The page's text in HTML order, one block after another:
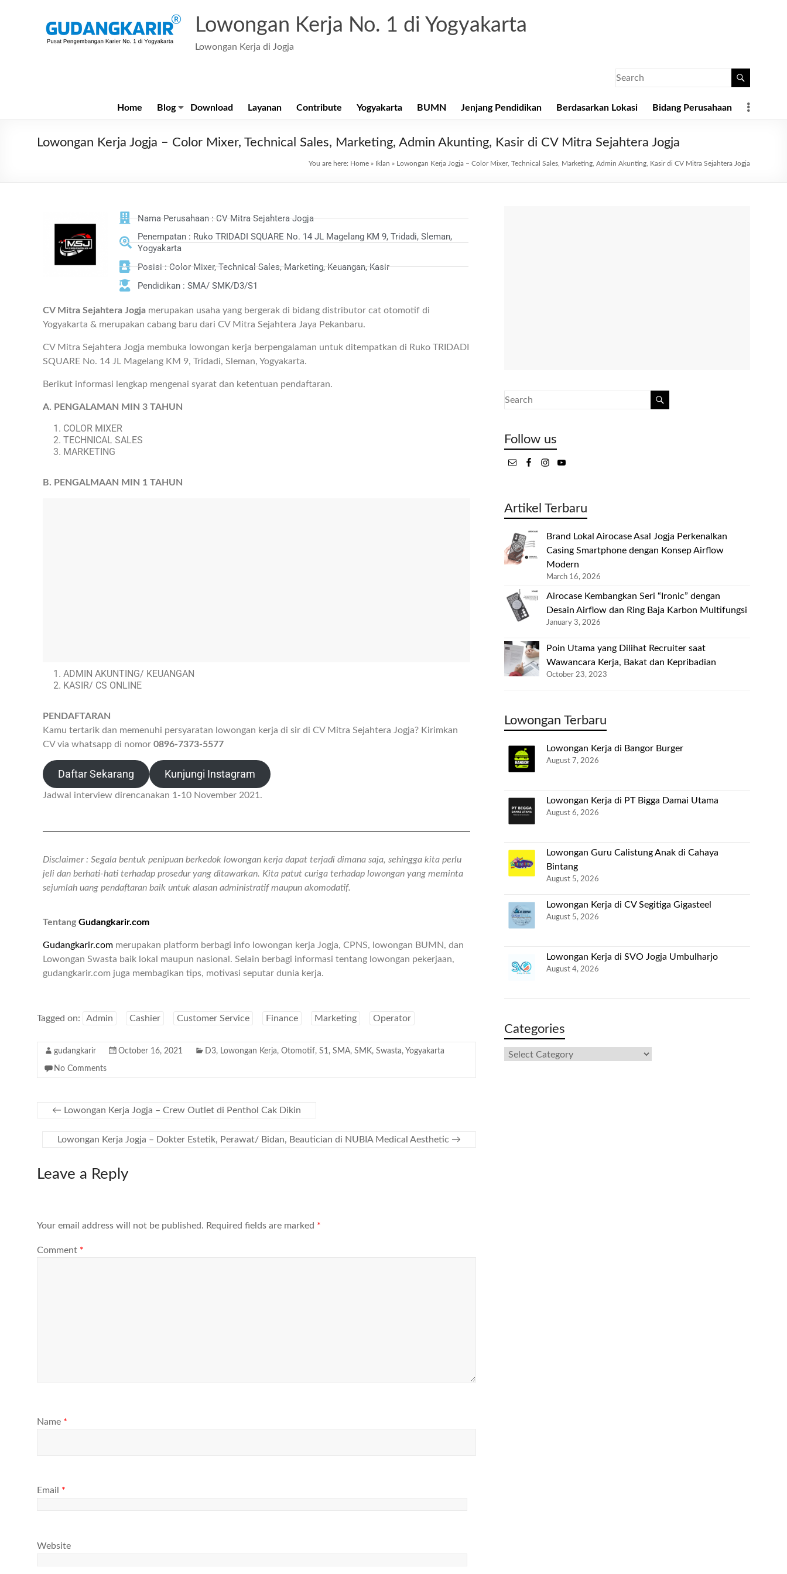
Lowongan Kerja No. 1 di Yogyakarta
Lowongan Kerja di Jogja
Home Blog Download Layanan Contribute Yogyakarta BUMN Jenjang Pendidikan Berdasarkan Lokasi Bidang Perusahaan
Lowongan Kerja Jogja – Color Mixer, Technical Sales, Marketing, Admin Akunting, Kasir di CV Mitra Sejahtera Jogja
You are here: Home » Iklan » Lowongan Kerja Jogja – Color Mixer, Technical Sales, Marketing, Admin Akunting, Kasir di CV Mitra Sejahtera Jogja
Nama Perusahaan : CV Mitra Sejahtera Jogja
Penempatan : Ruko TRIDADI SQUARE No. 14 JL Magelang KM 9, Tridadi, Sleman,
Yogyakarta
Posisi : Color Mixer, Technical Sales, Marketing, Keuangan, Kasir
Pendidikan : SMA/ SMK/D3/S1
CV Mitra Sejahtera Jogja merupakan usaha yang bergerak di bidang distributor cat otomotif di
Yogyakarta & merupakan cabang baru dari CV Mitra Sejahtera Jaya Pekanbaru.
CV Mitra Sejahtera Jogja membuka lowongan kerja berpengalaman untuk ditempatkan di Ruko TRIDADI
SQUARE No. 14 JL Magelang KM 9, Tridadi, Sleman, Yogyakarta.
Berikut informasi lengkap mengenai syarat dan ketentuan pendaftaran.
A. PENGALAMAN MIN 3 TAHUN
COLOR MIXER
TECHNICAL SALES
MARKETING
B. PENGALMAAN MIN 1 TAHUN
ADMIN AKUNTING/ KEUANGAN
KASIR/ CS ONLINE
PENDAFTARAN
Kamu tertarik dan memenuhi persyaratan lowongan kerja di sir di CV Mitra Sejahtera Jogja? Kirimkan
CV via whatsapp di nomor 0896-7373-5577
Daftar Sekarang Kunjungi Instagram
Jadwal interview direncanakan 1-10 November 2021.
Disclaimer : Segala bentuk penipuan berkedok lowongan kerja dapat terjadi dimana saja, sehingga kita perlu
jeli dan berhati-hati terhadap prosedur yang ditawarkan. Kita patut curiga terhadap lowongan yang meminta
sejumlah uang pendaftaran baik untuk alasan administratif maupun akomodatif.
Tentang Gudangkarir.com
Gudangkarir.com merupakan platform berbagi info lowongan kerja Jogja, CPNS, lowongan BUMN, dan
Lowongan Swasta baik lokal maupun nasional. Selain berbagi informasi tentang lowongan pekerjaan,
gudangkarir.com juga membagikan tips, motivasi seputar dunia kerja.
Tagged on: Admin Cashier Customer Service Finance Marketing Operator
gudangkarir October 16, 2021 D3, Lowongan Kerja, Otomotif, S1, SMA, SMK, Swasta, Yogyakarta
No Comments
← Lowongan Kerja Jogja – Crew Outlet di Penthol Cak Dikin
Lowongan Kerja Jogja – Dokter Estetik, Perawat/ Bidan, Beautician di NUBIA Medical Aesthetic →
Leave a Reply
Your email address will not be published. Required fields are marked *
Comment *
Name *
Email *
Website
Follow us
Artikel Terbaru
Brand Lokal Airocase Asal Jogja Perkenalkan
Casing Smartphone dengan Konsep Airflow
Modern
March 16, 2026
Airocase Kembangkan Seri “Ironic” dengan
Desain Airflow dan Ring Baja Karbon Multifungsi
January 3, 2026
Poin Utama yang Dilihat Recruiter saat
Wawancara Kerja, Bakat dan Kepribadian
October 23, 2023
Lowongan Terbaru
Lowongan Kerja di Bangor Burger
August 7, 2026
Lowongan Kerja di PT Bigga Damai Utama
August 6, 2026
Lowongan Guru Calistung Anak di Cahaya
Bintang
August 5, 2026
Lowongan Kerja di CV Segitiga Gigasteel
August 5, 2026
Lowongan Kerja di SVO Jogja Umbulharjo
August 4, 2026
Categories